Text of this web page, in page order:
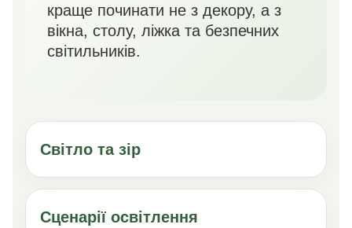
краще починати не з декору, а з
вікна, столу, ліжка та безпечних
світильників.
Світло та зір
Сценарії освітлення